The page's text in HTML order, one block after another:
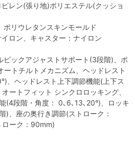
レン(張り地)ポリエステル(クッショ
リウレタンスキンモールド
ロン、キャスター：ナイロン
ックアジャストサポート(3段階)、ポ
ートチルトメカニズム、ヘッドレスト
、ヘッドレスト上下調節機能(上下ス
ートフィット シンクロロッキング、
(4段階・角度： 0､6､13､20°)、ロッキ
)、座の奥行き調節(ストローク：
ーク：90mm)